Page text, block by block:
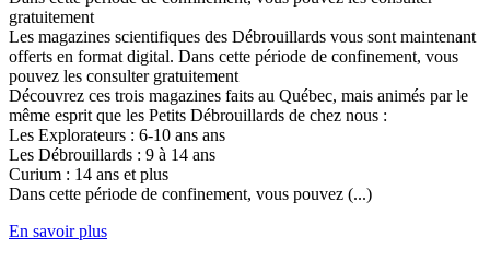
gratuitement
Les magazines scientifiques des Débrouillards vous sont maintenant
offerts en format digital. Dans cette période de confinement, vous
pouvez les consulter gratuitement
Découvrez ces trois magazines faits au Québec, mais animés par le
même esprit que les Petits Débrouillards de chez nous :
Les Explorateurs : 6-10 ans ans
Les Débrouillards : 9 à 14 ans
Curium : 14 ans et plus
Dans cette période de confinement, vous pouvez (...)
En savoir plus